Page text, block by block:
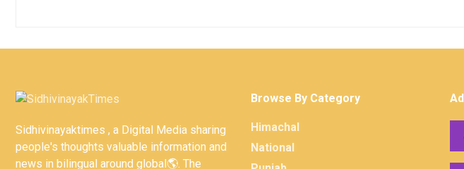
Sidhivinayaktimes , a Digital Media sharing
people's thoughts valuable information and
news in bilingual around global🌎. The
Browse By Category
Himachal
National